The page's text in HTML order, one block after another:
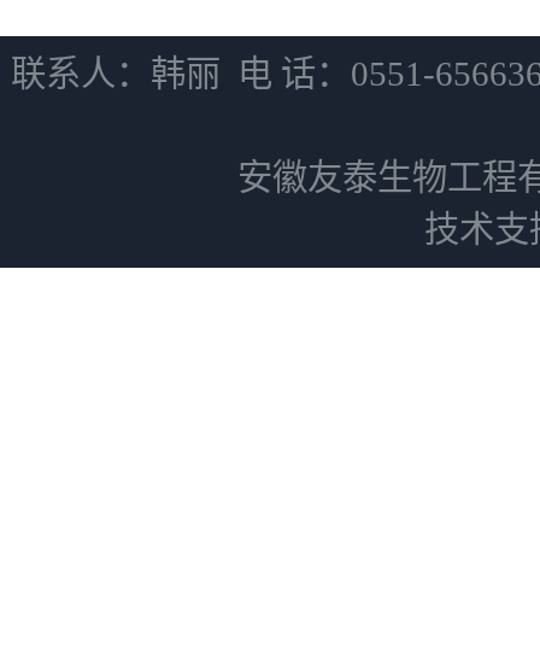
联系人：韩丽 电 话：0551-
安徽友泰生物工程
技术